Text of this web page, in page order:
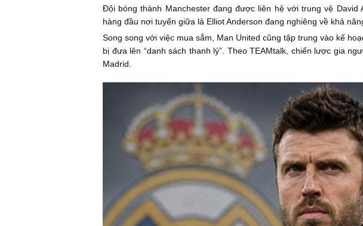
Đội bóng thành Manchester đang được liên hệ với trung vệ David
hàng đầu nơi tuyến giữa là Elliot Anderson đang nghiêng về khả
Song song với việc mua sắm, Man United cũng tập trung vào kế
bị đưa lên “danh sách thanh lý”. Theo TEAMtalk, chiến lược gia
Madrid.